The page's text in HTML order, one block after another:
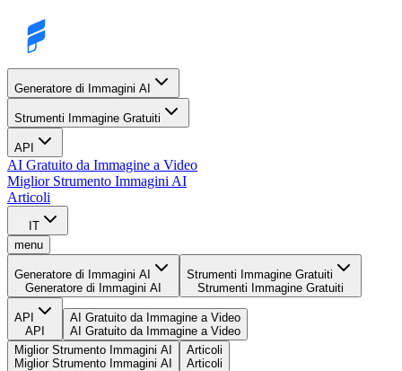
Generatore di Immagini AI
Strumenti Immagine Gratuiti
API
AI Gratuito da Immagine a Video
Miglior Strumento Immagini AI
Articoli
IT
menu
Generatore di Immagini AI
Generatore di Immagini AI
Strumenti Immagine Gratuiti
Strumenti Immagine Gratuiti
API
API
AI Gratuito da Immagine a Video
AI Gratuito da Immagine a Video
Miglior Strumento Immagini AI
Miglior Strumento Immagini AI
Articoli
Articoli